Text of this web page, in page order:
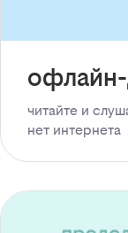
читайте и
нет интернета